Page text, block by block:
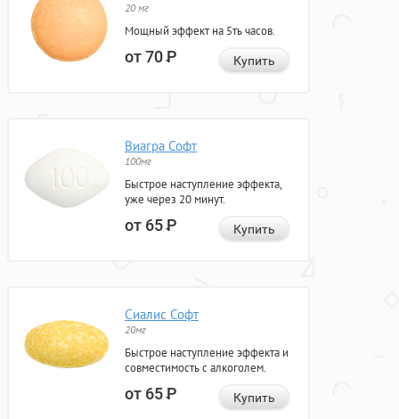
20 мг
Мощный эффект на 5ть часов.
от 70Р Купить
Виагра Софт
100мг
Быстрое наступление эффекта,
уже через 20 минут.
от 65Р Купить
Сиалис Софт
20мг
Быстрое наступление эффекта и
совместимость с алкоголем.
от 65Р Купить